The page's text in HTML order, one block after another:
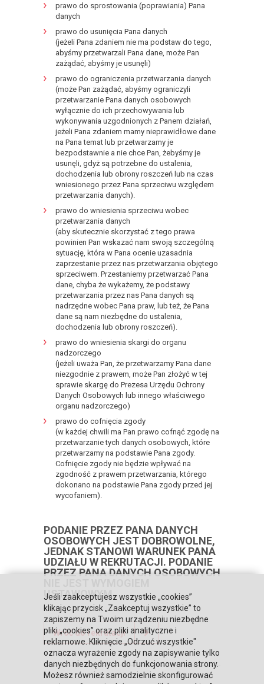
prawo do sprostowania (poprawiania) Pana
danych
prawo do usunięcia Pana danych
(jeżeli Pana zdaniem nie ma podstaw do tego,
abyśmy przetwarzali Pana dane, może Pan
zażądać, abyśmy je usunęli)
prawo do ograniczenia przetwarzania danych
(może Pan zażądać, abyśmy ograniczyli
przetwarzanie Pana danych osobowych
wyłącznie do ich przechowywania lub
wykonywania uzgodnionych z Panem działań,
jeżeli Pana zdaniem mamy nieprawidłowe dane
na Pana temat lub przetwarzamy je
bezpodstawnie a nie chce Pan, żebyśmy je
usunęli, gdyż są potrzebne do ustalenia,
dochodzenia lub obrony roszczeń lub na czas
wniesionego przez Pana sprzeciwu względem
przetwarzania danych).
prawo do wniesienia sprzeciwu wobec
przetwarzania danych
(aby skutecznie skorzystać z tego prawa
powinien Pan wskazać nam swoją szczególną
sytuację, która w Pana ocenie uzasadnia
zaprzestanie przez nas przetwarzania objętego
sprzeciwem. Przestaniemy przetwarzać Pana
dane, chyba że wykażemy, że podstawy
przetwarzania przez nas Pana danych są
nadrzędne wobec Pana praw, lub też, że Pana
dane są nam niezbędne do ustalenia,
dochodzenia lub obrony roszczeń).
prawo do wniesienia skargi do organu
nadzorczego
(jeżeli uważa Pan, że przetwarzamy Pana dane
niezgodnie z prawem, może Pan złożyć w tej
sprawie skargę do Prezesa Urzędu Ochrony
Danych Osobowych lub innego właściwego
organu nadzorczego)
prawo do cofnięcia zgody
(w każdej chwili ma Pan prawo cofnąć zgodę na
przetwarzanie tych danych osobowych, które
przetwarzamy na podstawie Pana zgody.
Cofnięcie zgody nie będzie wpływać na
zgodność z prawem przetwarzania, którego
dokonano na podstawie Pana zgody przed jej
wycofaniem).
PODANIE PRZEZ PANA DANYCH
OSOBOWYCH JEST DOBROWOLNE,
JEDNAK STANOWI WARUNEK PANA
UDZIAŁU W REKRUTACJI. PODANIE
PRZEZ PANA DANYCH OSOBOWYCH
USTAWOWYM.
Wróć do rekrutacji
Jeśli zaakceptujesz wszystkie „cookies”
klikając przycisk „Zaakceptuj wszystkie” to
zapiszemy na Twoim urządzeniu niezbędne
pliki „cookies” oraz pliki analityczne i
reklamowe. Kliknięcie „Odrzuć wszystkie"
oznacza wyrażenie zgody na zapisywanie tylko
danych niezbędnych do funkcjonowania strony.
Możesz również samodzielnie skonfigurować